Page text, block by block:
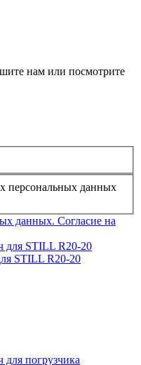
нам или посмотрите
данных. Согласие на
STILL R20-20